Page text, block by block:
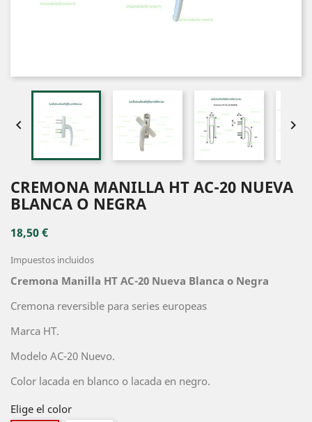
 
CREMONA MANILLA HT AC-20 NUEVA
BLANCA O NEGRA
18,50 €
Impuestos incluidos
Cremona Manilla HT AC-20 Nueva Blanca o Negra
Cremona reversible para series europeas
Marca HT.
Modelo AC-20 Nuevo.
Color lacada en blanco o lacada en negro.
Elige el color